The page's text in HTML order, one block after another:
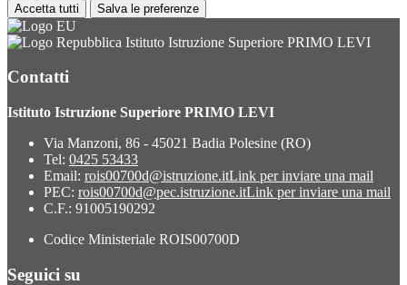
Accetta tutti Salva le preferenze
Istituto Istruzione Superiore PRIMO LEVI
Contatti
Istituto Istruzione Superiore PRIMO LEVI
Via Manzoni, 86 - 45021 Badia Polesine (RO)
Tel: 0425 53433
Email: rois00700d@istruzione.itLink per inviare una mail
PEC: rois00700d@pec.istruzione.itLink per inviare una mail
C.F.: 91005190292
Codice Ministeriale ROIS00700D
Seguici su